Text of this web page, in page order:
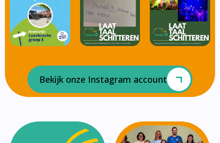
Bekijk onze Instagram account